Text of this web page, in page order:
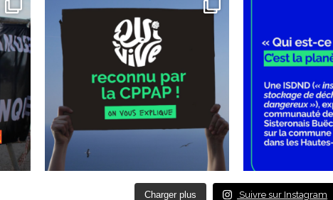
Charger plus Suivre sur Instagram